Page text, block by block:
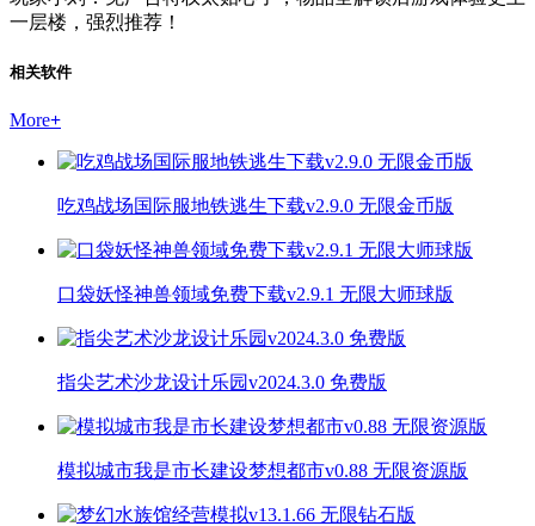
一层楼，强烈推荐！
相关软件
More+
吃鸡战场国际服地铁逃生下载v2.9.0 无限金币版
口袋妖怪神兽领域免费下载v2.9.1 无限大师球版
指尖艺术沙龙设计乐园v2024.3.0 免费版
模拟城市我是市长建设梦想都市v0.88 无限资源版